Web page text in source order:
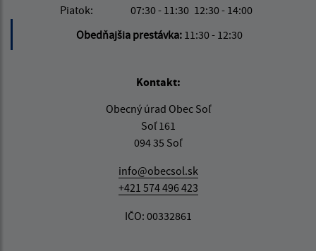
Piatok:
07:30 - 11:30 12:30 - 14:00
Obedňajšia prestávka: 11:30 - 12:30
Kontakt:
Obecný úrad Obec Soľ
Soľ 161
094 35 Soľ
info@obecsol.sk
+421 574 496 423
IČO: 00332861